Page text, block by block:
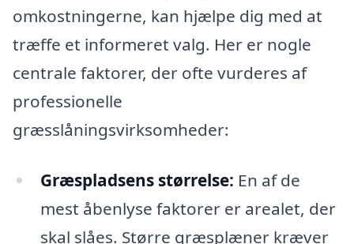
omkostningerne, kan hjælpe dig med at
træffe et informeret valg. Her er nogle
centrale faktorer, der ofte vurderes af
professionelle
græsslåningsvirksomheder:
Græspladsens størrelse: En af de
mest åbenlyse faktorer er arealet, der
skal slåes. Større græsplæner kræver